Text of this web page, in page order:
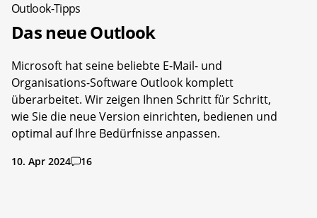
Outlook-Tipps
Das neue Outlook
Microsoft hat seine beliebte E-Mail- und
Organisations-Software Outlook komplett
überarbeitet. Wir zeigen Ihnen Schritt für Schritt,
wie Sie die neue Version einrichten, bedienen und
optimal auf Ihre Bedürfnisse anpassen.
10. Apr 2024 16